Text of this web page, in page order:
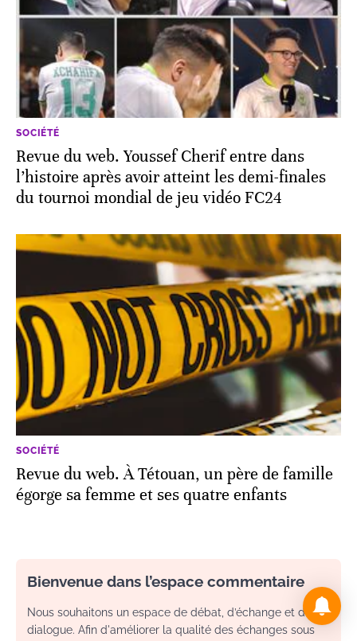
SOCIÉTÉ
Revue du web. Youssef Cherif entre dans
l’histoire après avoir atteint les demi-finales
du tournoi mondial de jeu vidéo FC24
SOCIÉTÉ
Revue du web. À Tétouan, un père de famille
égorge sa femme et ses quatre enfants
Bienvenue dans l’espace commentaire
Nous souhaitons un espace de débat, d’échange et de
dialogue. Afin d'améliorer la qualité des échanges sous